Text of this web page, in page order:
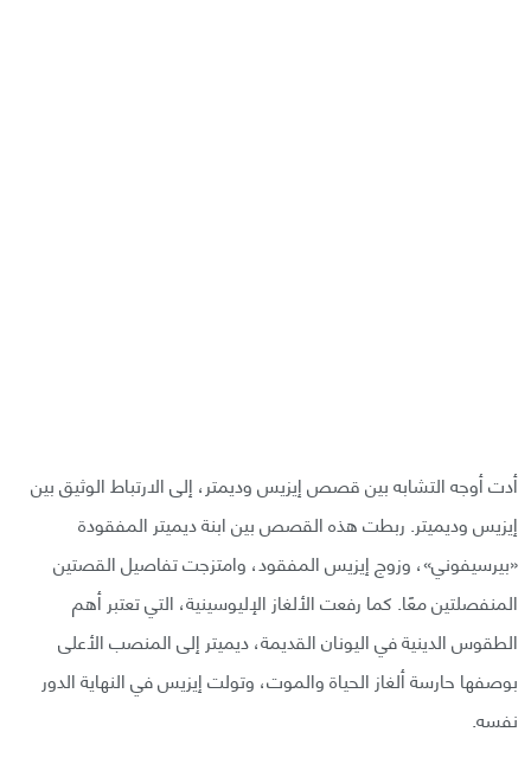
أدت أوجه التشابه بين قصص إيزيس وديمتر، إلى الارتباط الوثيق بين
إيزيس وديميتر. ربطت هذه القصص بين ابنة ديميتر المفقودة
«بيرسيفوني»، وزوج إيزيس المفقود، وامتزجت تفاصيل القصتين
المنفصلتين معًا. كما رفعت الألغاز الإليوسينية، التي تعتبر أهم
الطقوس الدينية في اليونان القديمة، ديميتر إلى المنصب الأعلى
بوصفها حارسة ألغاز الحياة والموت، وتولت إيزيس في النهاية الدور
نفسه.